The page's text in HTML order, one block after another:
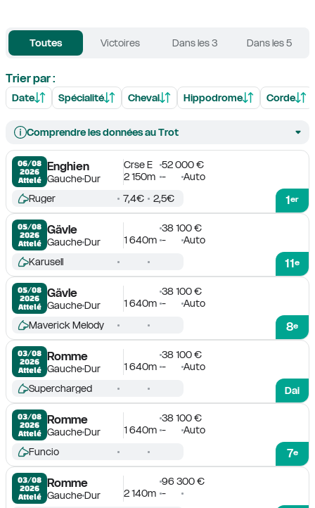
Toutes Victoires Dans les 3 Dans les 5
Trier par :
Date Spécialité Cheval Hippodrome Corde
Comprendre les données au Trot
06/08
2026
Attelé
Enghien
GaucheDur
Crse E
52 000 €
2 150m - Auto
1er
Ruger 7,4€ 2,5€
05/08
2026
Attelé
Gävle
GaucheDur
38 100 €
1 640m - Auto
11e
Karusell
05/08
2026
Attelé
Gävle
GaucheDur
38 100 €
1 640m - Auto
8e
Maverick Melody
03/08
2026
Attelé
Romme
GaucheDur
38 100 €
1 640m -
Auto
Dai
Supercharged
03/08
2026
Attelé
Romme
GaucheDur
38 100 €
1 640m - Auto
7e
Funcio
03/08
2026
Attelé
Romme
GaucheDur
96 300 €
2 140m -